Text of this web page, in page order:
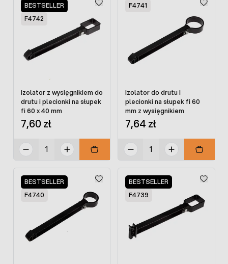
BESTSELLER
F4742
Izolator z wysięgnikiem do
drutu i plecionki na słupek
fi 60 x 40 mm
7,60 zł
F4741
Izolator do drutu i
plecionki na słupek fi 60
mm z wysięgnikiem
7,64 zł
BESTSELLER
F4740
BESTSELLER
F4739